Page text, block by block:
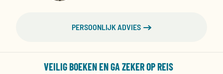
PERSOONLIJK ADVIES
VEILIG BOEKEN EN GA ZEKER OP REIS